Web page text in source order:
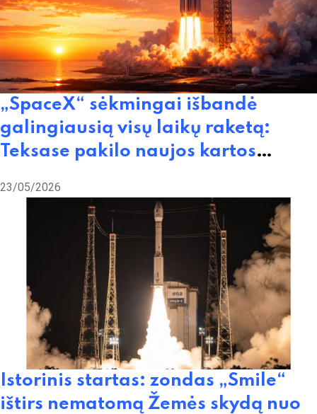
„SpaceX“ sėkmingai išbandė
galingiausią visų laikų raketą:
Teksase pakilo naujos kartos
23/05/2026
Istorinis startas: zondas „Smile“
ištirs nematomą Žemės skydą nuo